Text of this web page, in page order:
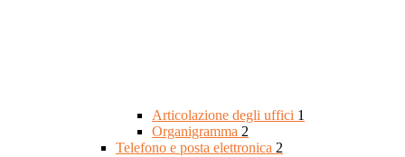
Articolazione degli uffici 1
Organigramma 2
Telefono e posta elettronica 2